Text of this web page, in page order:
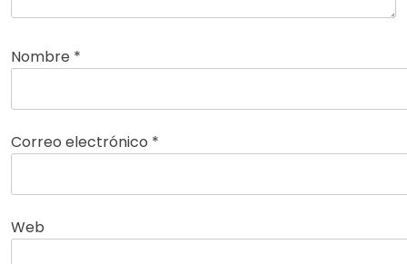
Nombre *
Correo electrónico *
Web